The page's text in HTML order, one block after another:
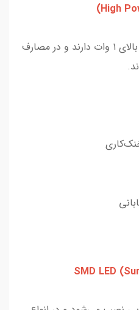
این LEDها معمولاً توان مصرفی بالای ۱ وات دارند و در مصارف